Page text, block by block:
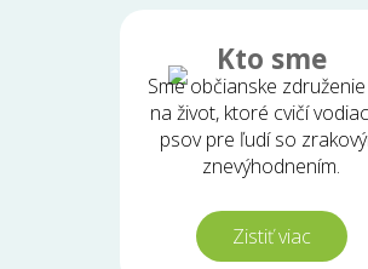
Kto sme
Sme občianske
na život, ktoré cvičí
psov pre ľudí so
znevýhodnením.
Zistiť viac